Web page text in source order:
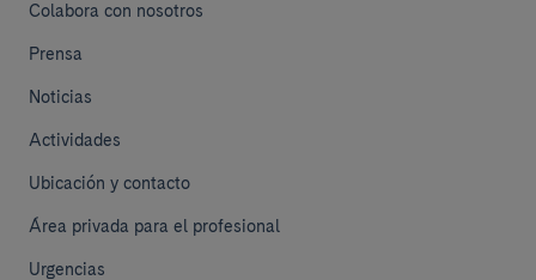
Colabora con nosotros
Prensa
Noticias
Actividades
Ubicación y contacto
Área privada para el profesional
Urgencias